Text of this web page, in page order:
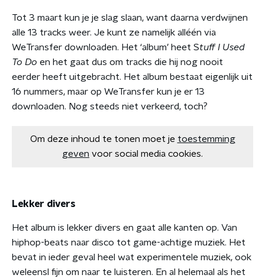
Tot 3 maart kun je je slag slaan, want daarna verdwijnen
alle 13 tracks weer. Je kunt ze namelijk alléén via
WeTransfer downloaden. Het ‘album’ heet Stuff I Used
To Do en het gaat dus om tracks die hij nog nooit
eerder heeft uitgebracht. Het album bestaat eigenlijk uit
16 nummers, maar op WeTransfer kun je er 13
downloaden. Nog steeds niet verkeerd, toch?
Om deze inhoud te tonen moet je toestemming
geven voor social media cookies.
Lekker divers
Het album is lekker divers en gaat alle kanten op. Van
hiphop-beats naar disco tot game-achtige muziek. Het
bevat in ieder geval heel wat experimentele muziek, ook
weleensl fijn om naar te luisteren. En al helemaal als het